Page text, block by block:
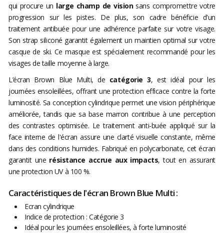
qui procure un large champ de visionsans compromettre votre
progression sur les pistes. De plus, son cadre bénéficie d'un
traitement antibuée pour une adhérence parfaite sur votre visage.
Son strap siliconé garantit également un maintien optimal sur votre
casque de ski. Ce masque est spécialement recommandé pour les
visages de taille moyenne à large.
L’écran Brown Blue Multi, de catégorie 3, est idéal pour les
journées ensoleillées, offrant une protection efficace contre la forte
luminosité. Sa conception cylindrique permet une vision périphérique
améliorée, tandis que sa base marron contribue à une perception
des contrastes optimisée. Le traitement anti-buée appliqué sur la
face interne de l'écran assure une clarté visuelle constante, même
dans des conditions humides. Fabriqué en polycarbonate, cet écran
garantit une résistance accrue aux impacts, tout en assurant
une protection UV à 100 %.
Caractéristiques de l'écran Brown Blue Multi :
Ecran cylindrique
Indice de protection : Catégorie 3
Idéal pour les journées ensoleillées, à forte luminosité